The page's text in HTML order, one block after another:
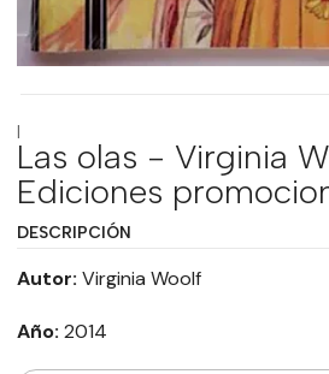
|
Las olas - Virginia
Ediciones
DESCRIPCIÓN
Autor: Virginia Woolf
Año: 2014